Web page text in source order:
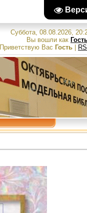
Суббота, 08.08.2026,
Вы вошли как
Приветствую Вас Гость